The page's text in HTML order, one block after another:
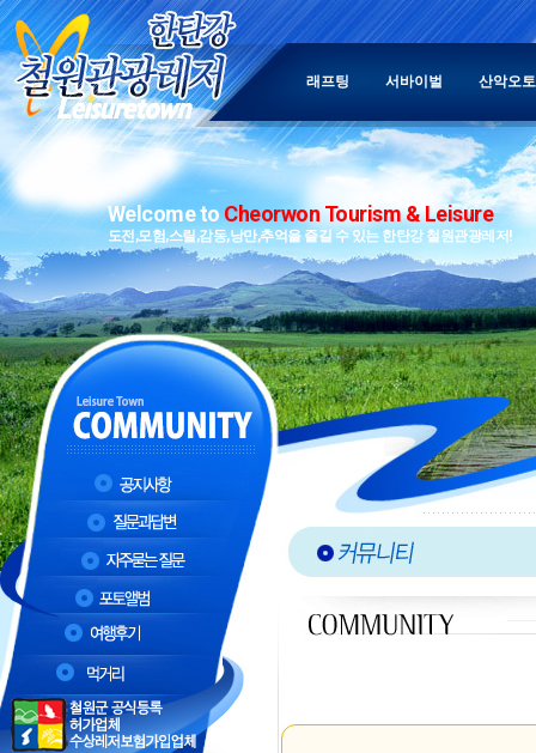
Welcome to Cheorwon Tourism & Leisure
도전,모험,스릴,감동,낭만,추억을 즐길 수 있는 한탄강 철원관광레저!
래프팅 서바이벌 산악오